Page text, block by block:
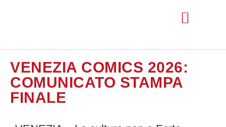
VENEZIA COMICS 2026:
COMUNICATO STAMPA
FINALE